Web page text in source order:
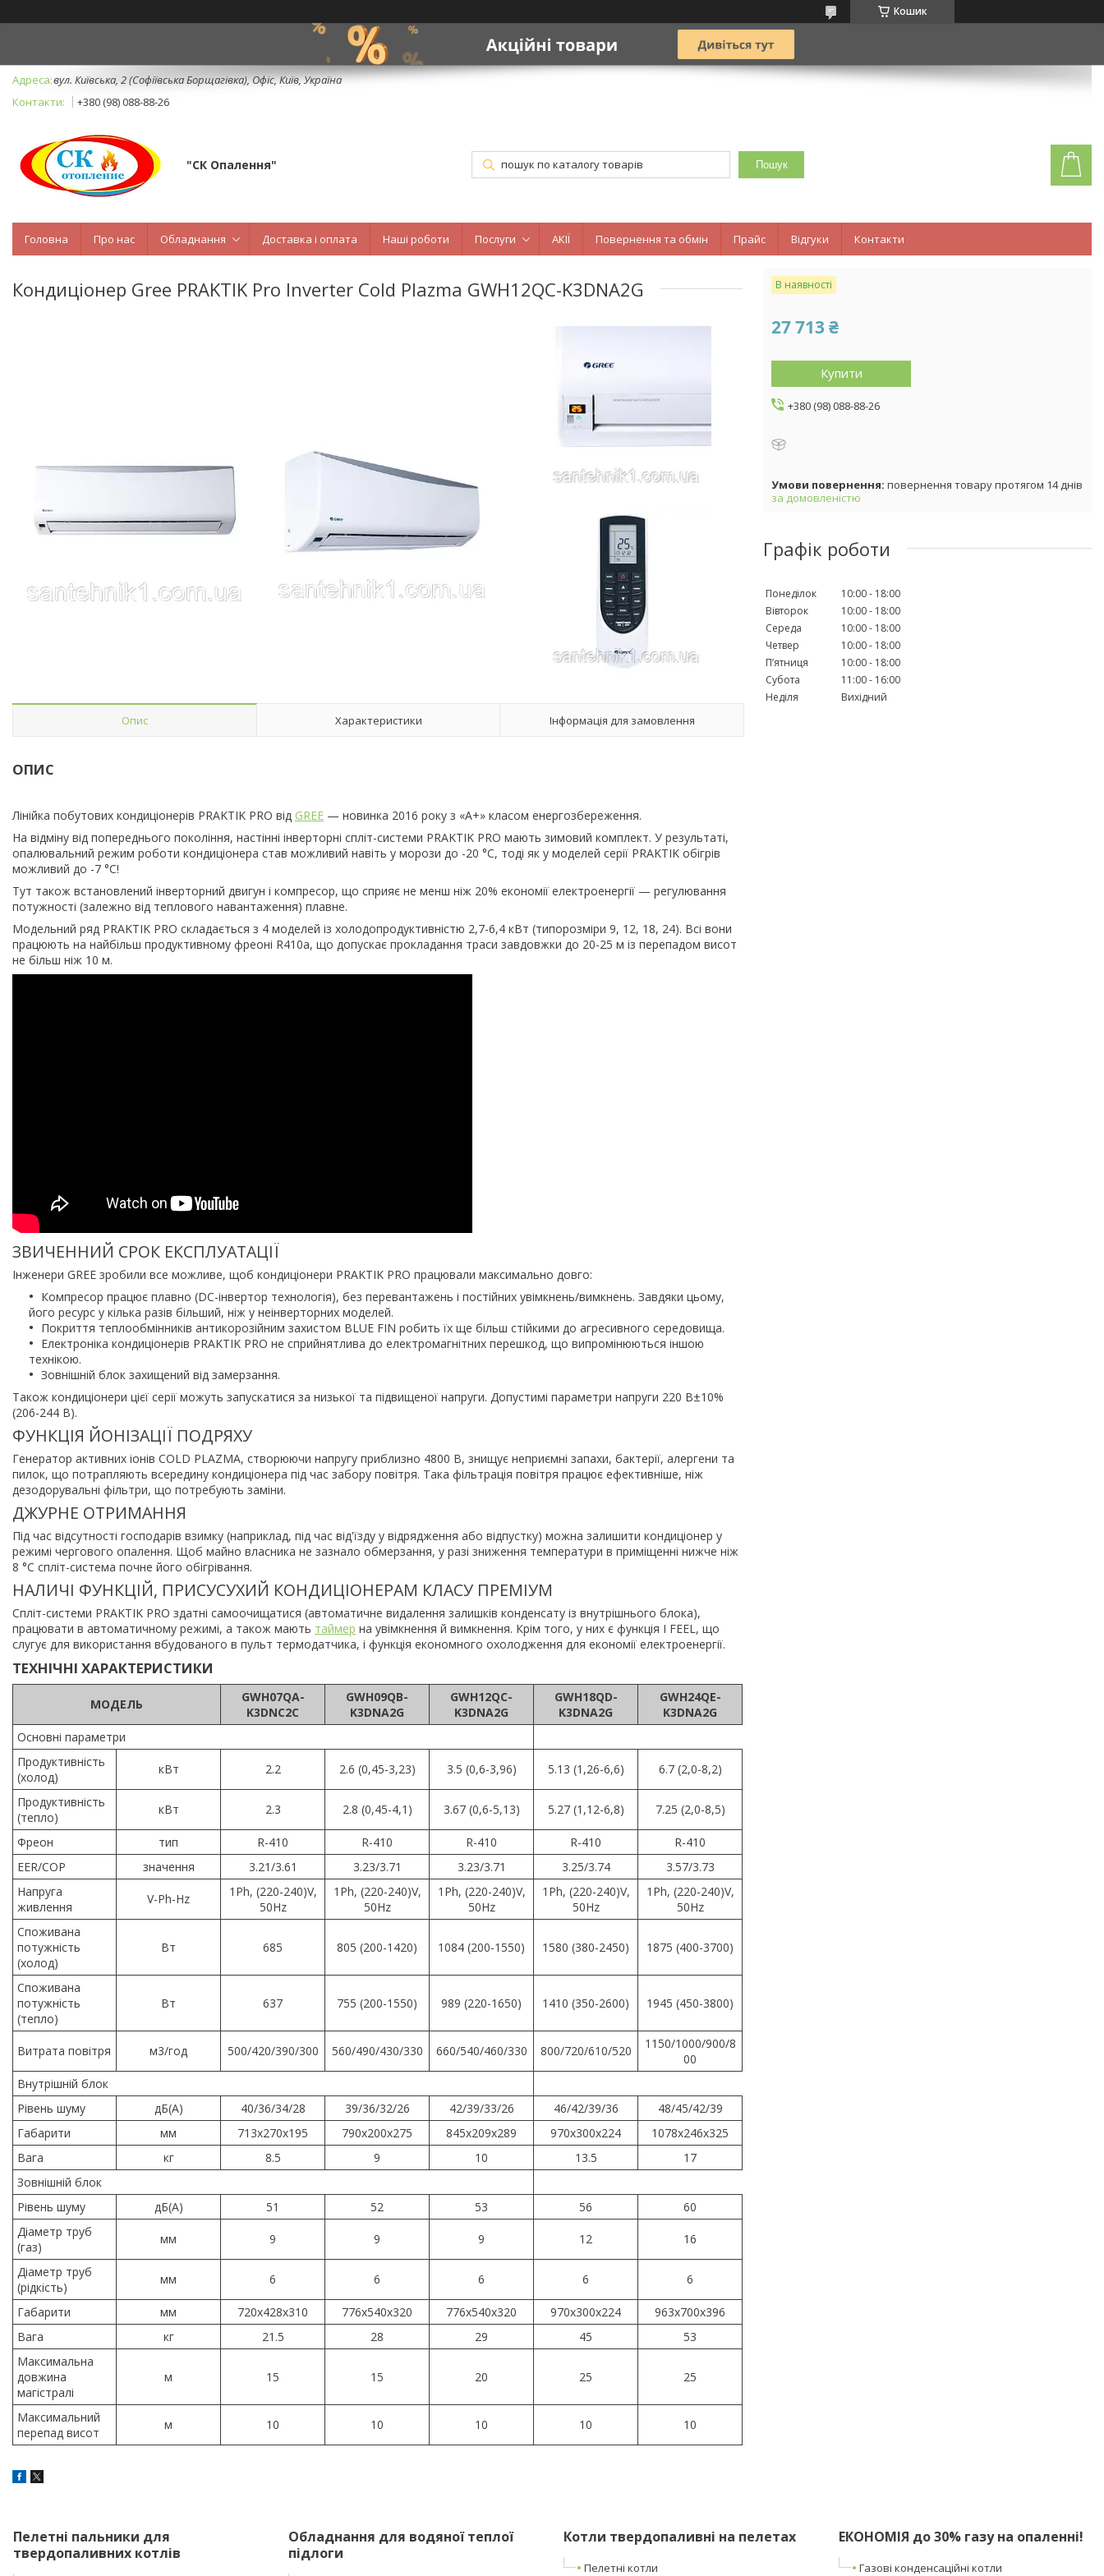
Кошик
вул. Київська, 2 (Софіївська Борщагівка), Офіс, Київ, Україна
+380 (98) 088-88-26
"СК Опалення" Пошук
Головна Про нас Обладнання Доставка і оплата Наші роботи Послуги АКІЇ Повернення та обмін Прайс Відгуки Контакти
Кондиціонер Gree PRAKTIK Pro Inverter Cold Plazma GWH12QC-K3DNA2G
Опис Характеристики Інформація для замовлення
ОПИС
Лінійка побутових кондиціонерів PRAKTIK PRO від GREE — новинка 2016 року з «А+» класом енергозбереження.
На відміну від попереднього покоління, настінні інверторні спліт-системи PRAKTIK PRO мають зимовий комплект. У результаті,
опалювальний режим роботи кондиціонера став можливий навіть у морози до -20 °C, тоді як у моделей серії PRAKTIK обігрів
можливий до -7 °C!
Тут також встановлений інверторний двигун і компресор, що сприяє не менш ніж 20% економії електроенергії — регулювання
потужності (залежно від теплового навантаження) плавне.
Модельний ряд PRAKTIK PRO складається з 4 моделей із холодопродуктивністю 2,7-6,4 кВт (типорозміри 9, 12, 18, 24). Всі вони
працюють на найбільш продуктивному фреоні R410a, що допускає прокладання траси завдовжки до 20-25 м із перепадом висот
не більш ніж 10 м.
ЗВИЧЕННИЙ СРОК ЕКСПЛУАТАЦІЇ
Інженери GREE зробили все можливе, щоб кондиціонери PRAKTIK PRO працювали максимально довго:
Компресор працює плавно (DC-інвертор технологія), без перевантажень і постійних увімкнень/вимкнень. Завдяки цьому,
його ресурс у кілька разів більший, ніж у неінверторних моделей.
Покриття теплообмінників антикорозійним захистом BLUE FIN робить їх ще більш стійкими до агресивного середовища.
Електроніка кондиціонерів PRAKTIK PRO не сприйнятлива до електромагнітних перешкод, що випромінюються іншою
технікою.
Зовнішній блок захищений від замерзання.
Також кондиціонери цієї серії можуть запускатися за низької та підвищеної напруги. Допустимі параметри напруги 220 В±10%
(206-244 В).
ФУНКЦІЯ ЙОНІЗАЦІЇ ПОДРЯХУ
Генератор активних іонів COLD PLAZMA, створюючи напругу приблизно 4800 В, знищує неприємні запахи, бактерії, алергени та
пилок, що потрапляють всередину кондиціонера під час забору повітря. Така фільтрація повітря працює ефективніше, ніж
дезодорувальні фільтри, що потребують заміни.
ДЖУРНЕ ОТРИМАННЯ
Під час відсутності господарів взимку (наприклад, під час від'їзду у відрядження або відпустку) можна залишити кондиціонер у
режимі чергового опалення. Щоб майно власника не зазнало обмерзання, у разі зниження температури в приміщенні нижче ніж
8 °C спліт-система почне його обігрівання.
НАЛИЧІ ФУНКЦІЙ, ПРИСУСУХИЙ КОНДИЦІОНЕРАМ КЛАСУ ПРЕМІУМ
Спліт-системи PRAKTIK PRO здатні самоочищатися (автоматичне видалення залишків конденсату із внутрішнього блока),
працювати в автоматичному режимі, а також мають таймер на увімкнення й вимкнення. Крім того, у них є функція I FEEL, що
слугує для використання вбудованого в пульт термодатчика, і функція економного охолодження для економії електроенергії.
ТЕХНІЧНІ ХАРАКТЕРИСТИКИ
МОДЕЛЬ
GWH07QA-
K3DNC2C
GWH09QB-
K3DNA2G
GWH12QC-
K3DNA2G
GWH18QD-
K3DNA2G
GWH24QE-
K3DNA2G
Основні параметри
Продуктивність
(холод)
кВт 2.2 2.6 (0,45-3,23) 3.5 (0,6-3,96) 5.13 (1,26-6,6) 6.7 (2,0-8,2)
Продуктивність
(тепло)
кВт 2.3 2.8 (0,45-4,1) 3.67 (0,6-5,13) 5.27 (1,12-6,8) 7.25 (2,0-8,5)
Фреон тип R-410 R-410 R-410 R-410
R-410
EER/COP
значення 3.21/3.61 3.23/3.71 3.23/3.71 3.25/3.74
3.57/3.73
Напруга
живлення
V-Ph-Hz
1Ph, (220-240)V,
50Hz
1Ph, (220-240)V,
50Hz
1Ph, (220-240)V,
50Hz
1Ph, (220-240)V,
50Hz
1Ph, (220-240)V,
50Hz
Споживана
потужність
(холод)
Вт 685 805 (200-1420) 1084 (200-1550) 1580 (380-2450) 1875 (400-3700)
Споживана
потужність
(тепло)
Вт 637 755 (200-1550) 989 (220-1650) 1410 (350-2600) 1945 (450-3800)
Витрата повітря м3/год 500/420/390/300 560/490/430/330 660/540/460/330 800/720/610/520
1150/1000/900/8
00
Внутрішній блок
Рівень шуму
дБ(А) 40/36/34/28 39/36/32/26 42/39/33/26 46/42/39/36
48/45/42/39
Габарити
мм 713x270x195 790x200x275 845x209x289 970x300x224
1078x246x325
Вага
кг 8.5 9 10 13.5
17
Зовнішній блок
Рівень шуму
дБ(А) 51 52 53 56
60
Діаметр труб
(газ)
мм 9 9 9 12 16
Діаметр труб
(рідкість)
мм 6 6 6 6 6
Габарити мм 720x428x310 776x540x320 776x540x320 970x300x224
963x700x396
Вага
кг 21.5 28 29 45
53
Максимальна
довжина
магістралі
м 15 15 20 25 25
Максимальний
перепад висот
м 10 10 10 10 10
В наявності
27 713 ₴
Купити
+380 (98) 088-88-26
повернення товару протягом 14 днів
за домовленістю
Графік роботи
Понеділок 10:00
18:00
Вівторок
10:00
18:00
Середа
10:00
18:00
Четвер
10:00
18:00
Пʼятниця
10:00
18:00
Субота
11:00
16:00
Неділя
Вихідний
Пелетні пальники для
твердопаливних котлів
Обладнання для водяної теплої
підлоги
Котли твердопаливні на пелетах
Пелетні котли
ЕКОНОМІЯ до 30% газу на опаленні!
Газові конденсаційні котли